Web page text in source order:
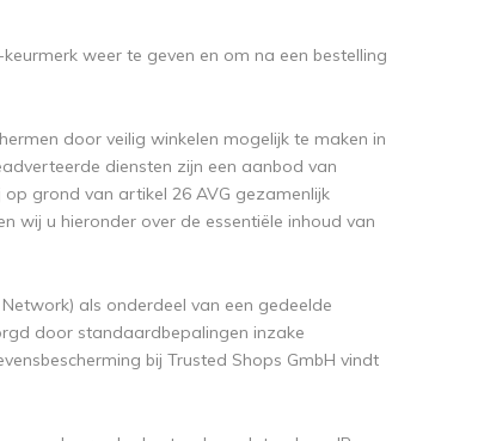
weer te geven en om na een bestelling
door veilig winkelen mogelijk te maken in
diensten zijn een aanbod van
op grond van artikel 26 AVG gezamenlijk
wij u hieronder over de essentiële inhoud van
als onderdeel van een gedeelde
door standaardbepalingen inzake
bij Trusted Shops GmbH vindt